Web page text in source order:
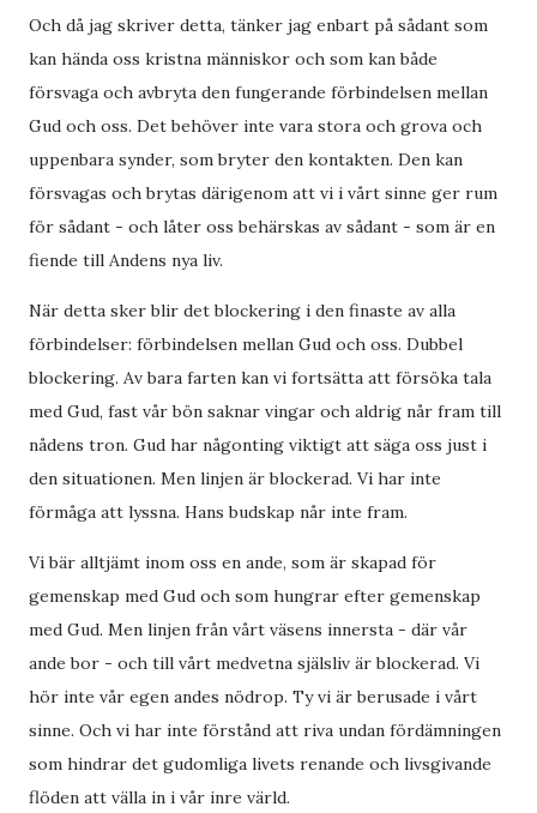
Och då jag skriver detta, tänker jag enbart på sådant som
kan hända oss kristna människor och som kan både
försvaga och avbryta den fungerande förbindelsen mellan
Gud och oss. Det behöver inte vara stora och grova och
uppenbara synder, som bryter den kontakten. Den kan
försvagas och brytas därigenom att vi i vårt sinne ger rum
för sådant - och låter oss behärskas av sådant - som är en
fiende till Andens nya liv.
När detta sker blir det blockering i den finaste av alla
förbindelser: förbindelsen mellan Gud och oss. Dubbel
blockering. Av bara farten kan vi fortsätta att försöka tala
med Gud, fast vår bön saknar vingar och aldrig når fram till
nådens tron. Gud har någonting viktigt att säga oss just i
den situationen. Men linjen är blockerad. Vi har inte
förmåga att lyssna. Hans budskap når inte fram.
Vi bär alltjämt inom oss en ande, som är skapad för
gemenskap med Gud och som hungrar efter gemenskap
med Gud. Men linjen från vårt väsens innersta - där vår
ande bor - och till vårt medvetna själsliv är blockerad. Vi
hör inte vår egen andes nödrop. Ty vi är berusade i vårt
sinne. Och vi har inte förstånd att riva undan fördämningen
som hindrar det gudomliga livets renande och livsgivande
flöden att välla in i vår inre värld.